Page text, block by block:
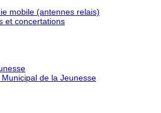
mobile (antennes relais)
et concertations
de la Jeunesse